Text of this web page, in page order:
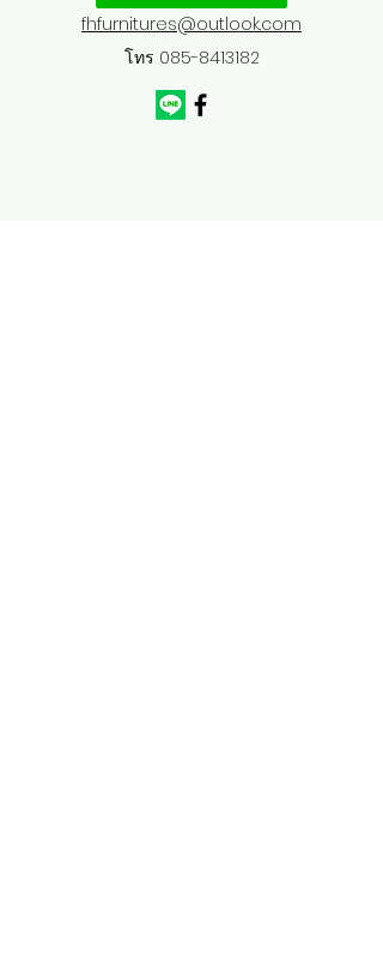
fhfurnitures@outlook.com
โทร 085-8413182